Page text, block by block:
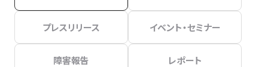
プレスリリース イベント・セミナー
障害報告 レポート